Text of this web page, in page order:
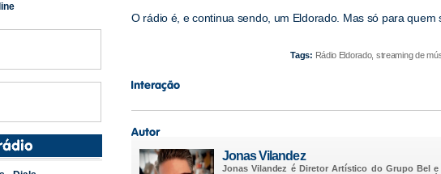
O rádio é, e continua sendo, um Eldorado. Mas só para quem
Tags: Rádio Eldorado, streaming de
Jonas Vilandez
Jonas Vilandez é Diretor Artístico do Grupo Bel